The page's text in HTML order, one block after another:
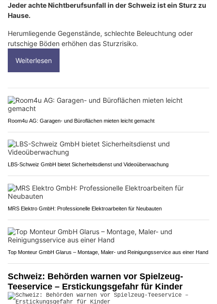
Jeder achte Nichtberufsunfall in der Schweiz ist ein Sturz zu
Hause.
Herumliegende Gegenstände, schlechte Beleuchtung oder
rutschige Böden erhöhen das Sturzrisiko.
Weiterlesen
Room4u AG: Garagen- und Büroflächen mieten leicht gemacht
LBS-Schweiz GmbH bietet Sicherheitsdienst und Videoüberwachung
MRS Elektro GmbH: Professionelle Elektroarbeiten für Neubauten
Top Monteur GmbH Glarus – Montage, Maler- und Reinigungsservice aus einer Hand
Schweiz: Behörden warnen vor Spielzeug-
Teeservice – Erstickungsgefahr für Kinder